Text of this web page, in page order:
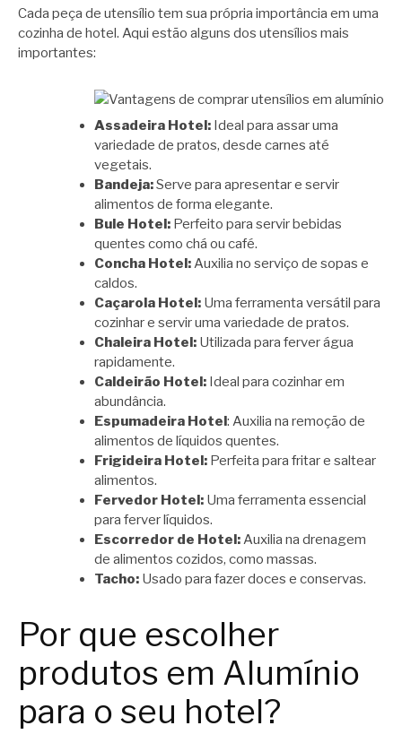
Cada peça de utensílio tem sua própria importância em uma
cozinha de hotel. Aqui estão alguns dos utensílios mais
importantes:
Assadeira Hotel: Ideal para assar uma
variedade de pratos, desde carnes até
vegetais.
Bandeja:Serve para apresentar e servir
alimentos de forma elegante.
Bule Hotel: Perfeito para servir bebidas
quentes como chá ou café.
Concha Hotel:Auxilia no serviço de sopas e
caldos.
Caçarola Hotel: Uma ferramenta versátil para
cozinhar e servir uma variedade de pratos.
Chaleira Hotel: Utilizada para ferver água
rapidamente.
Caldeirão Hotel: Ideal para cozinhar em
abundância.
Espumadeira Hotel: Auxilia na remoção de
alimentos de líquidos quentes.
Frigideira Hotel: Perfeita para fritar e saltear
alimentos.
Fervedor Hotel: Uma ferramenta essencial
para ferver líquidos.
Escorredor de Hotel:Auxilia na drenagem
de alimentos cozidos, como massas.
Tacho: Usado para fazer doces e conservas.
Por que escolher
produtos em Alumínio
para o seu hotel?